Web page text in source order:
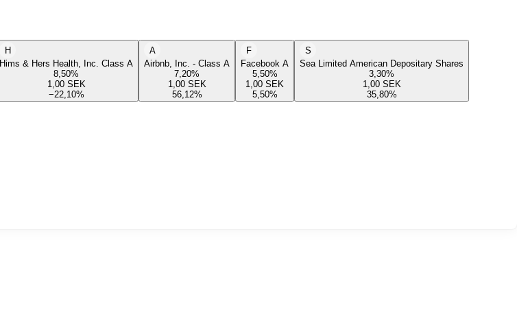
H
Hims & Hers Health, Inc. Class A
8,50%
1,00 SEK
−22,10%
A
Airbnb, Inc. - Class A
7,20%
1,00 SEK
56,12%
F
Facebook A
5,50%
1,00 SEK
5,50%
S
Sea Limited American Depositary Shares
3,30%
1,00 SEK
35,80%